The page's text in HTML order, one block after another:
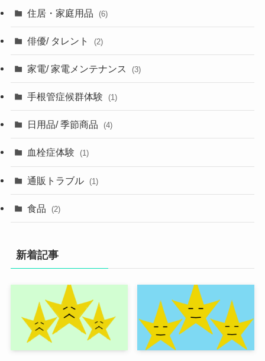
住居・家庭用品 (6)
俳優/ タレント (2)
家電/ 家電メンテナンス (3)
手根管症候群体験 (1)
日用品/ 季節商品 (4)
血栓症体験 (1)
通販トラブル (1)
食品 (2)
新着記事